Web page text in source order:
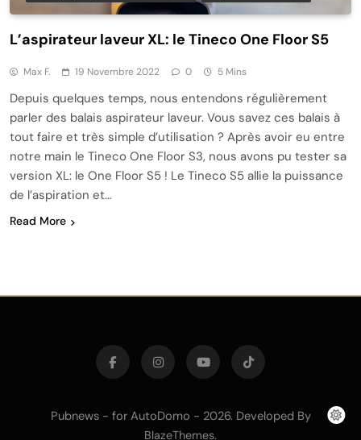
L’aspirateur laveur XL: le Tineco One Floor S5
Max F. 19 Novembre 2022 0 5 Mins
Depuis quelques temps, nous entendons régulièrement
parler des balais aspirateur laveur. Vous savez ces balais à
tout faire et très simple d’utilisation ? Après avoir eu entre
notre main le Tineco One Floor S3, nous avons pu tester sa
version XL: le One Floor S5 ! Le Tineco S5 allie la puissance
de l’aspiration et…
Read More
Pubnews - for AutoDomo - 2026. Developed By
BlazeThemes.